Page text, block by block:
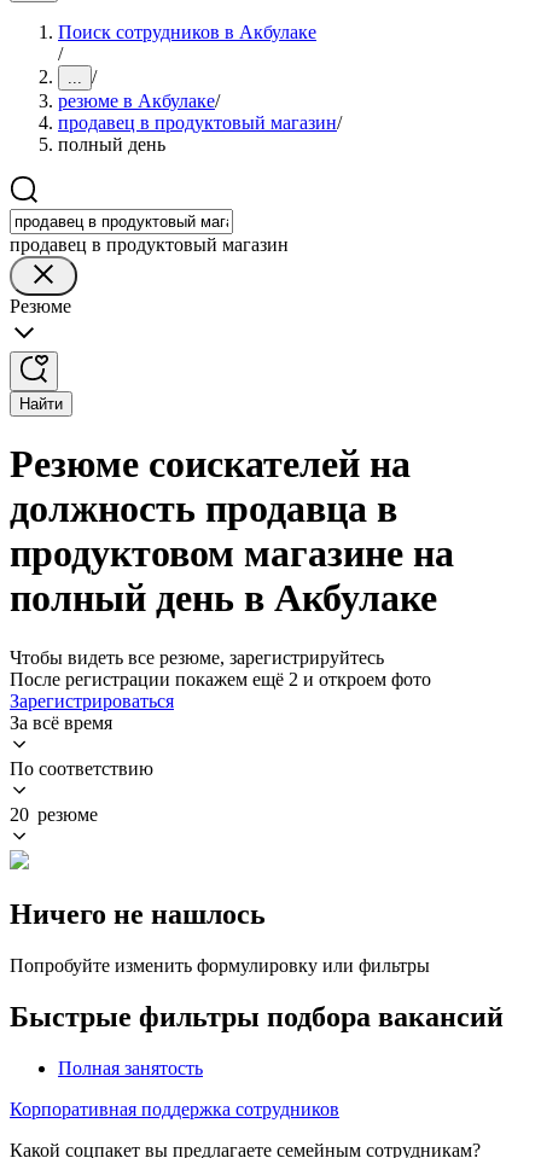
Поиск сотрудников в Акбулаке
/
... /
резюме в Акбулаке/
продавец в продуктовый магазин/
полный день
продавец в продуктовый магазин
Резюме
Найти
Резюме соискателей на
должность продавца в
продуктовом магазине на
полный день в Акбулаке
Чтобы видеть все резюме, зарегистрируйтесь
После регистрации покажем ещё 2 и откроем фото
Зарегистрироваться
За всё время
По соответствию
20 резюме
Ничего не нашлось
Попробуйте изменить формулировку или фильтры
Быстрые фильтры подбора вакансий
Полная занятость
Корпоративная поддержка сотрудников
Какой соцпакет вы предлагаете семейным сотрудникам?